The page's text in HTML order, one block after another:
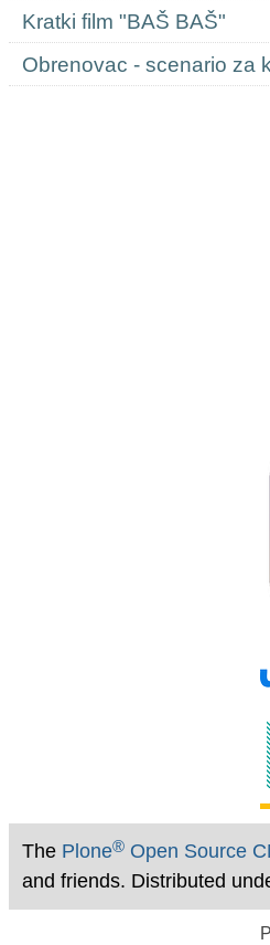
Kratki film "BAŠ BAŠ"
Obrenovac - scenario za
The Plone®Open Source
and friends. Distributed